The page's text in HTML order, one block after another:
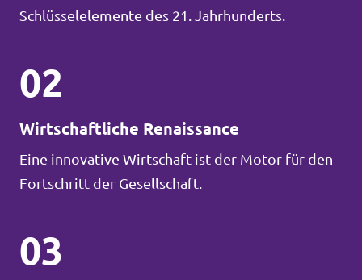
Schlüsselelemente des 21. Jahrhunderts.
02
Wirtschaftliche Renaissance
Eine innovative Wirtschaft ist der Motor für den
Fortschritt der Gesellschaft.
03